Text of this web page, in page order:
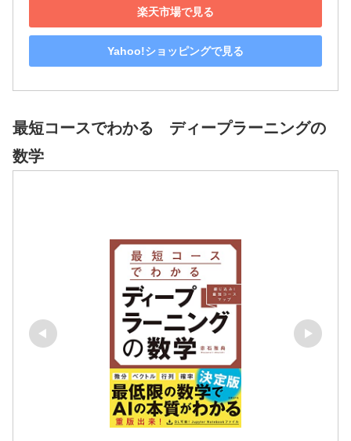
楽天市場で見る
Yahoo!ショッピングで見る
最短コースでわかる ディープラーニングの
数学